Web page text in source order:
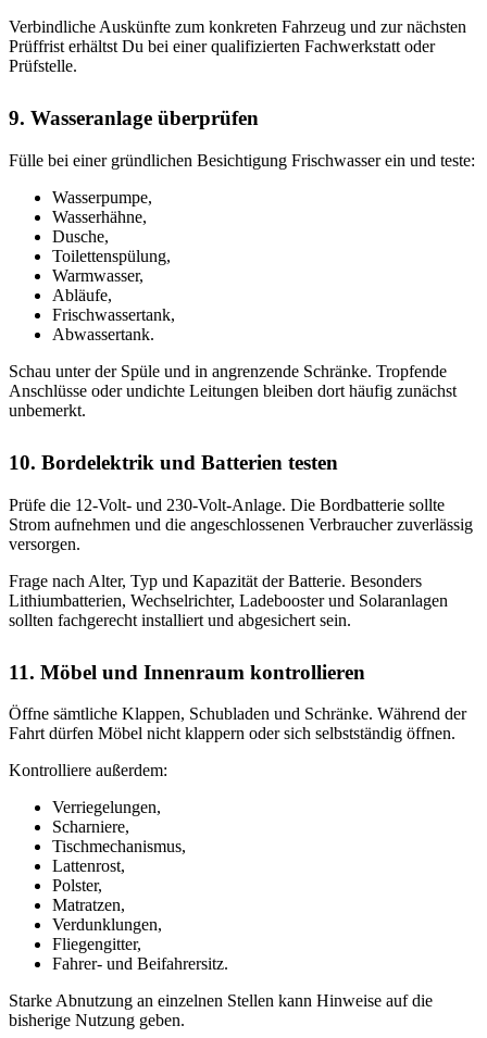
Verbindliche Auskünfte zum konkreten Fahrzeug und zur nächsten
Prüffrist erhältst Du bei einer qualifizierten Fachwerkstatt oder
Prüfstelle.
9. Wasseranlage überprüfen
Fülle bei einer gründlichen Besichtigung Frischwasser ein und teste:
Wasserpumpe,
Wasserhähne,
Dusche,
Toilettenspülung,
Warmwasser,
Abläufe,
Frischwassertank,
Abwassertank.
Schau unter der Spüle und in angrenzende Schränke. Tropfende
Anschlüsse oder undichte Leitungen bleiben dort häufig zunächst
unbemerkt.
10. Bordelektrik und Batterien testen
Prüfe die 12-Volt- und 230-Volt-Anlage. Die Bordbatterie sollte
Strom aufnehmen und die angeschlossenen Verbraucher zuverlässig
versorgen.
Frage nach Alter, Typ und Kapazität der Batterie. Besonders
Lithiumbatterien, Wechselrichter, Ladebooster und Solaranlagen
sollten fachgerecht installiert und abgesichert sein.
11. Möbel und Innenraum kontrollieren
Öffne sämtliche Klappen, Schubladen und Schränke. Während der
Fahrt dürfen Möbel nicht klappern oder sich selbstständig öffnen.
Kontrolliere außerdem:
Verriegelungen,
Scharniere,
Tischmechanismus,
Lattenrost,
Polster,
Matratzen,
Verdunklungen,
Fliegengitter,
Fahrer- und Beifahrersitz.
Starke Abnutzung an einzelnen Stellen kann Hinweise auf die
bisherige Nutzung geben.